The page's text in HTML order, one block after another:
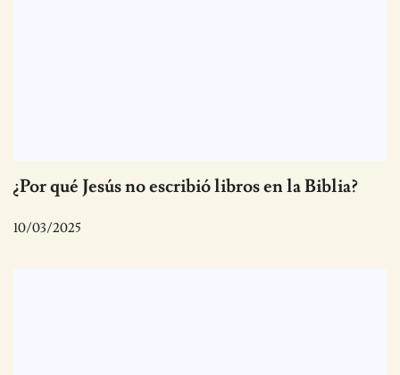
¿Por qué Jesús no escribió libros en la Biblia?
10/03/2025